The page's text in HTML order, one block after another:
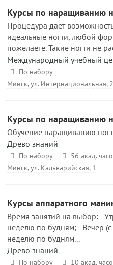
Курсы по наращиванию
Процедура дает
идеальные ногти, любой
пожелаете. Такие ногти не
Международный учебный
По набору
Минск, ул. Интернациональная,
Курсы по наращиванию
Обучение наращиванию
Древо знаний
По набору
56 акад.
Минск, ул. Кальварийская, 1
Курсы аппаратного
Время занятий на выбор: -
неделю по будням; - Вечер
неделю по будням...
Древо знаний
По набору
10 акад.